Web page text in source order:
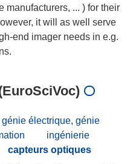
manufacturers, ... ) for their
it will as well serve
end imager needs in e.g.
génie électrique, génie
ingénierie
capteurs optiques